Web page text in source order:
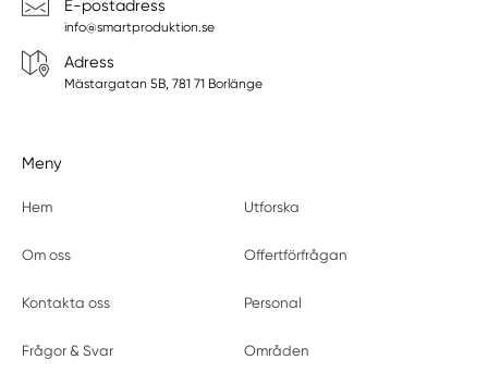
E-postadress
info@smartproduktion.se
Adress
Mästargatan 5B, 781 71 Borlänge
Meny
Hem Utforska
Om oss Offertförfrågan
Kontakta oss Personal
Frågor & Svar Områden